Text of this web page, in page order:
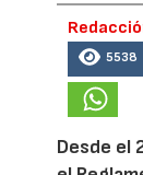
5538
Desde el